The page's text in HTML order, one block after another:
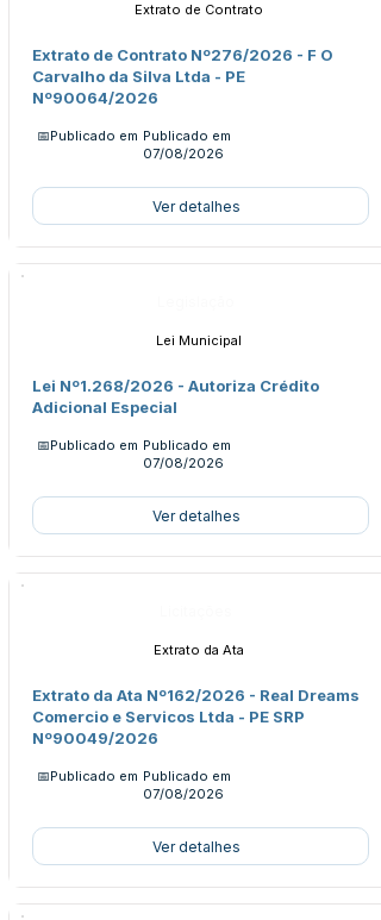
Extrato de Contrato
Extrato de Contrato Nº276/2026 - F O
Carvalho da Silva Ltda - PE
Nº90064/2026
📅Publicado em Publicado em
07/08/2026
Ver detalhes
Lei Municipal
Lei Nº1.268/2026 - Autoriza Crédito
Adicional Especial
📅Publicado em Publicado em
07/08/2026
Ver detalhes
Extrato da Ata
Extrato da Ata Nº162/2026 - Real Dreams
Comercio e Servicos Ltda - PE SRP
Nº90049/2026
📅Publicado em Publicado em
07/08/2026
Ver detalhes